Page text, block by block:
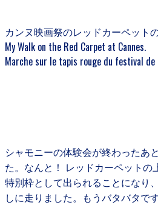
カンヌ映画祭のレッドカーペット
My Walk on the Red Carpet at Cannes.
Marche sur le tapis rouge du festival de
シャモニーの体験会が終わったあ
た。なんと！ レッドカーペットの
特別枠として出られることになり
しに走りました。もうバタバタで